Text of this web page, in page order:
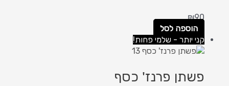
₪90
הוספה לסל
קני יותר - שלמי פחות!
פשתן פרנז' כסף